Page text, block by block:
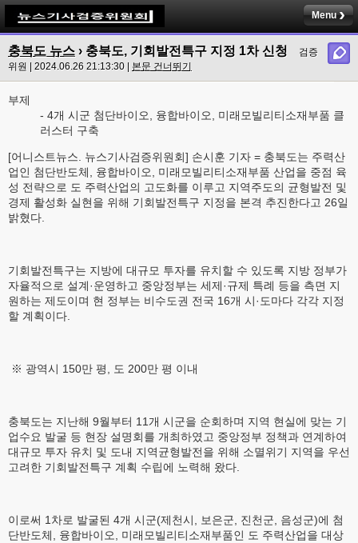
Menu
충북도 뉴스 › 충북도, 기회발전특구 지정 1차 신청
검증
위원 | 2024.06.26 21:13:30 | 본문 건너뛰기
부제
- 4개 시군 첨단바이오, 융합바이오, 미래모빌리티소재부품 클
러스터 구축
[어니스트뉴스. 뉴스기사검증위원회] 손시훈 기자 = 충북도는 주력산
업인 첨단반도체, 융합바이오, 미래모빌리티소재부품 산업을 중점 육
성 전략으로 도 주력산업의 고도화를 이루고 지역주도의 균형발전 및
경제 활성화 실현을 위해 기회발전특구 지정을 본격 추진한다고 26일
밝혔다.
기회발전특구는 지방에 대규모 투자를 유치할 수 있도록 지방 정부가
자율적으로 설계·운영하고 중앙정부는 세제·규제 특례 등을 측면 지
원하는 제도이며 현 정부는 비수도권 전국 16개 시·도마다 각각 지정
할 계획이다.
※ 광역시 150만 평, 도 200만 평 이내
충북도는 지난해 9월부터 11개 시군을 순회하며 지역 현실에 맞는 기
업수요 발굴 등 현장 설명회를 개최하였고 중앙정부 정책과 연계하여
대규모 투자 유치 및 도내 지역균형발전을 위해 소멸위기 지역을 우선
고려한 기회발전특구 계획 수립에 노력해 왔다.
이로써 1차로 발굴된 4개 시군(제천시, 보은군, 진천군, 음성군)에 첨
단반도체, 융합바이오, 미래모빌리티소재부품인 도 주력산업을 대상